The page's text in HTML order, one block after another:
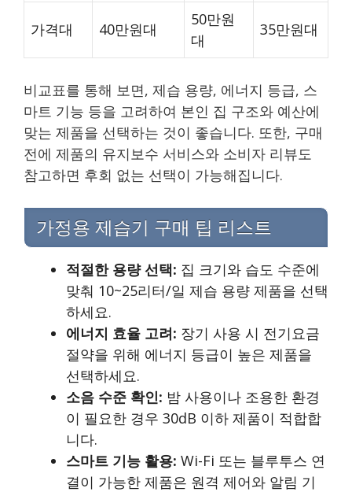
가격대 40만원대
50만원
대
35만원대
비교표를 통해 보면, 제습 용량, 에너지 등급, 스
마트 기능 등을 고려하여 본인 집 구조와 예산에
맞는 제품을 선택하는 것이 좋습니다. 또한, 구매
전에 제품의 유지보수 서비스와 소비자 리뷰도
참고하면 후회 없는 선택이 가능해집니다.
가정용 제습기 구매 팁 리스트
적절한 용량 선택: 집 크기와 습도 수준에
맞춰 10~25리터/일 제습 용량 제품을 선택
하세요.
에너지 효율 고려: 장기 사용 시 전기요금
절약을 위해 에너지 등급이 높은 제품을
선택하세요.
소음 수준 확인: 밤 사용이나 조용한 환경
이 필요한 경우 30dB 이하 제품이 적합합
니다.
스마트 기능 활용: Wi-Fi 또는 블루투스 연
결이 가능한 제품은 원격 제어와 알림 기